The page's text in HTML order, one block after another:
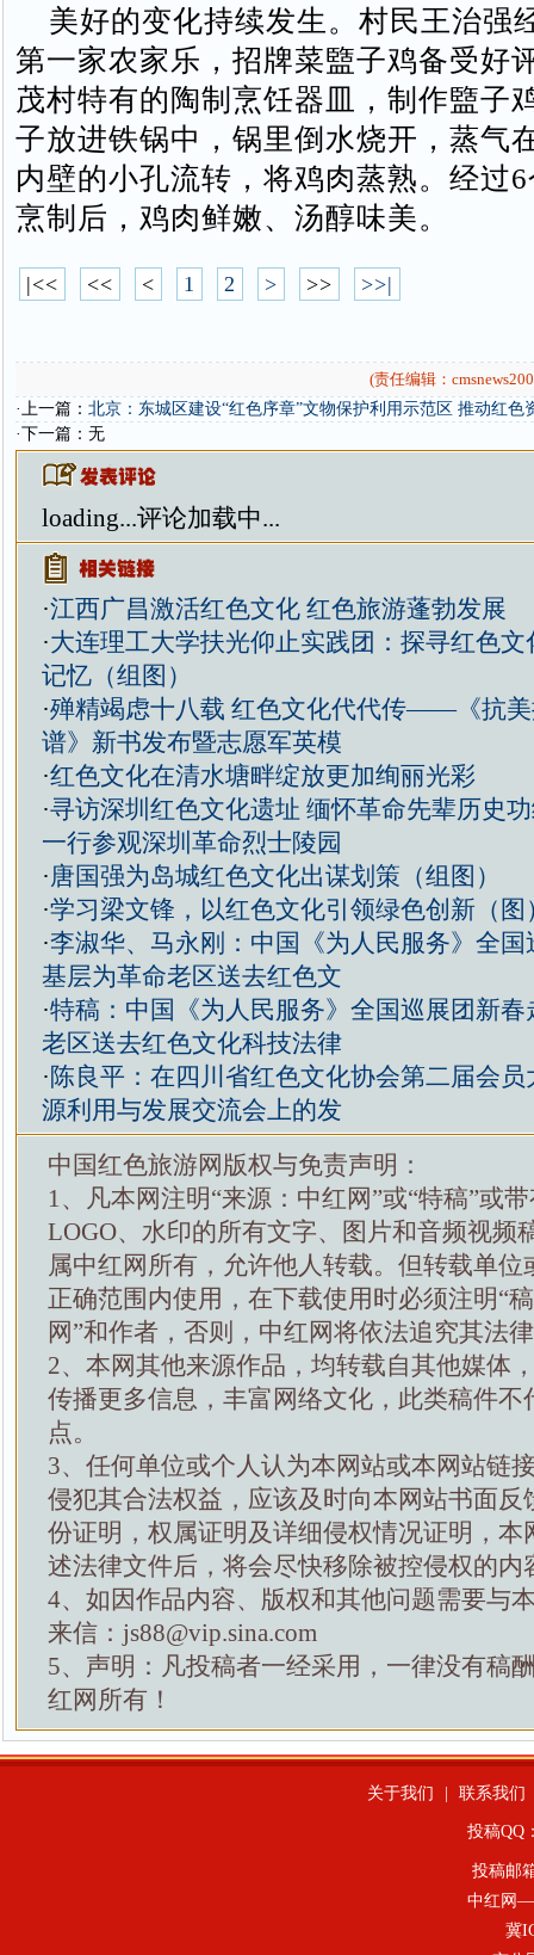
美好的变化持续发生。村民王治强
第一家农家乐，招牌菜盬子鸡备受好
茂村特有的陶制烹饪器皿，制作盬子
子放进铁锅中，锅里倒水烧开，蒸气
内壁的小孔流转，将鸡肉蒸熟。经过
烹制后，鸡肉鲜嫩、汤醇味美。
|<< << < 1 2 > >> >>|
(责任编辑：
·上一篇： 北京：东城区建设“红色序章”文物保护利用示范区 推动红色
·下一篇：无
loading...评论加载中...
·江西广昌激活红色文化 红色旅游蓬勃发展
·大连理工大学扶光仰止实践团：探寻红色文
记忆（组图）
·殚精竭虑十八载 红色文化代代传——《抗
谱》新书发布暨志愿军英模
·红色文化在清水塘畔绽放更加绚丽光彩
·寻访深圳红色文化遗址 缅怀革命先辈历史
一行参观深圳革命烈士陵园
·唐国强为岛城红色文化出谋划策（组图）
·学习梁文锋，以红色文化引领绿色创新（图
·李淑华、马永刚：中国《为人民服务》全国
基层为革命老区送去红色文
·特稿：中国《为人民服务》全国巡展团新春
老区送去红色文化科技法律
·陈良平：在四川省红色文化协会第二届会
源利用与发展交流会上的发
中国红色旅游网版权与免责声明：
1、凡本网注明“来源：中红网”或“特稿”或
LOGO、水印的所有文字、图片和音频视频
属中红网所有，允许他人转载。但转载单位
正确范围内使用，在下载使用时必须注明“
网”和作者，否则，中红网将依法追究其法
2、本网其他来源作品，均转载自其他媒体
传播更多信息，丰富网络文化，此类稿件不
点。
3、任何单位或个人认为本网站或本网站链
侵犯其合法权益，应该及时向本网站书面反
份证明，权属证明及详细侵权情况证明，本
述法律文件后，将会尽快移除被控侵权的内
4、如因作品内容、版权和其他问题需要与
来信：js88@vip.sina.com
5、声明：凡投稿者一经采用，一律没有稿
红网所有！
关于我们 联系我们
投稿QQ
投稿邮
中红网—
冀